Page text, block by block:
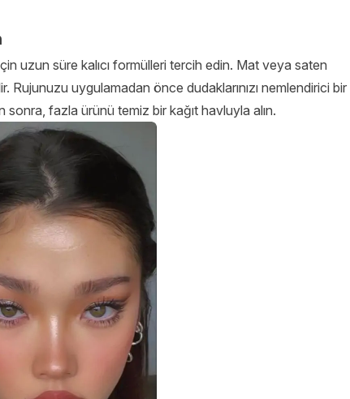
uzun süre kalıcı formülleri tercih edin. Mat veya saten
Rujunuzu uygulamadan önce dudaklarınızı nemlendirici bir
sonra, fazla ürünü temiz bir kağıt havluyla alın.